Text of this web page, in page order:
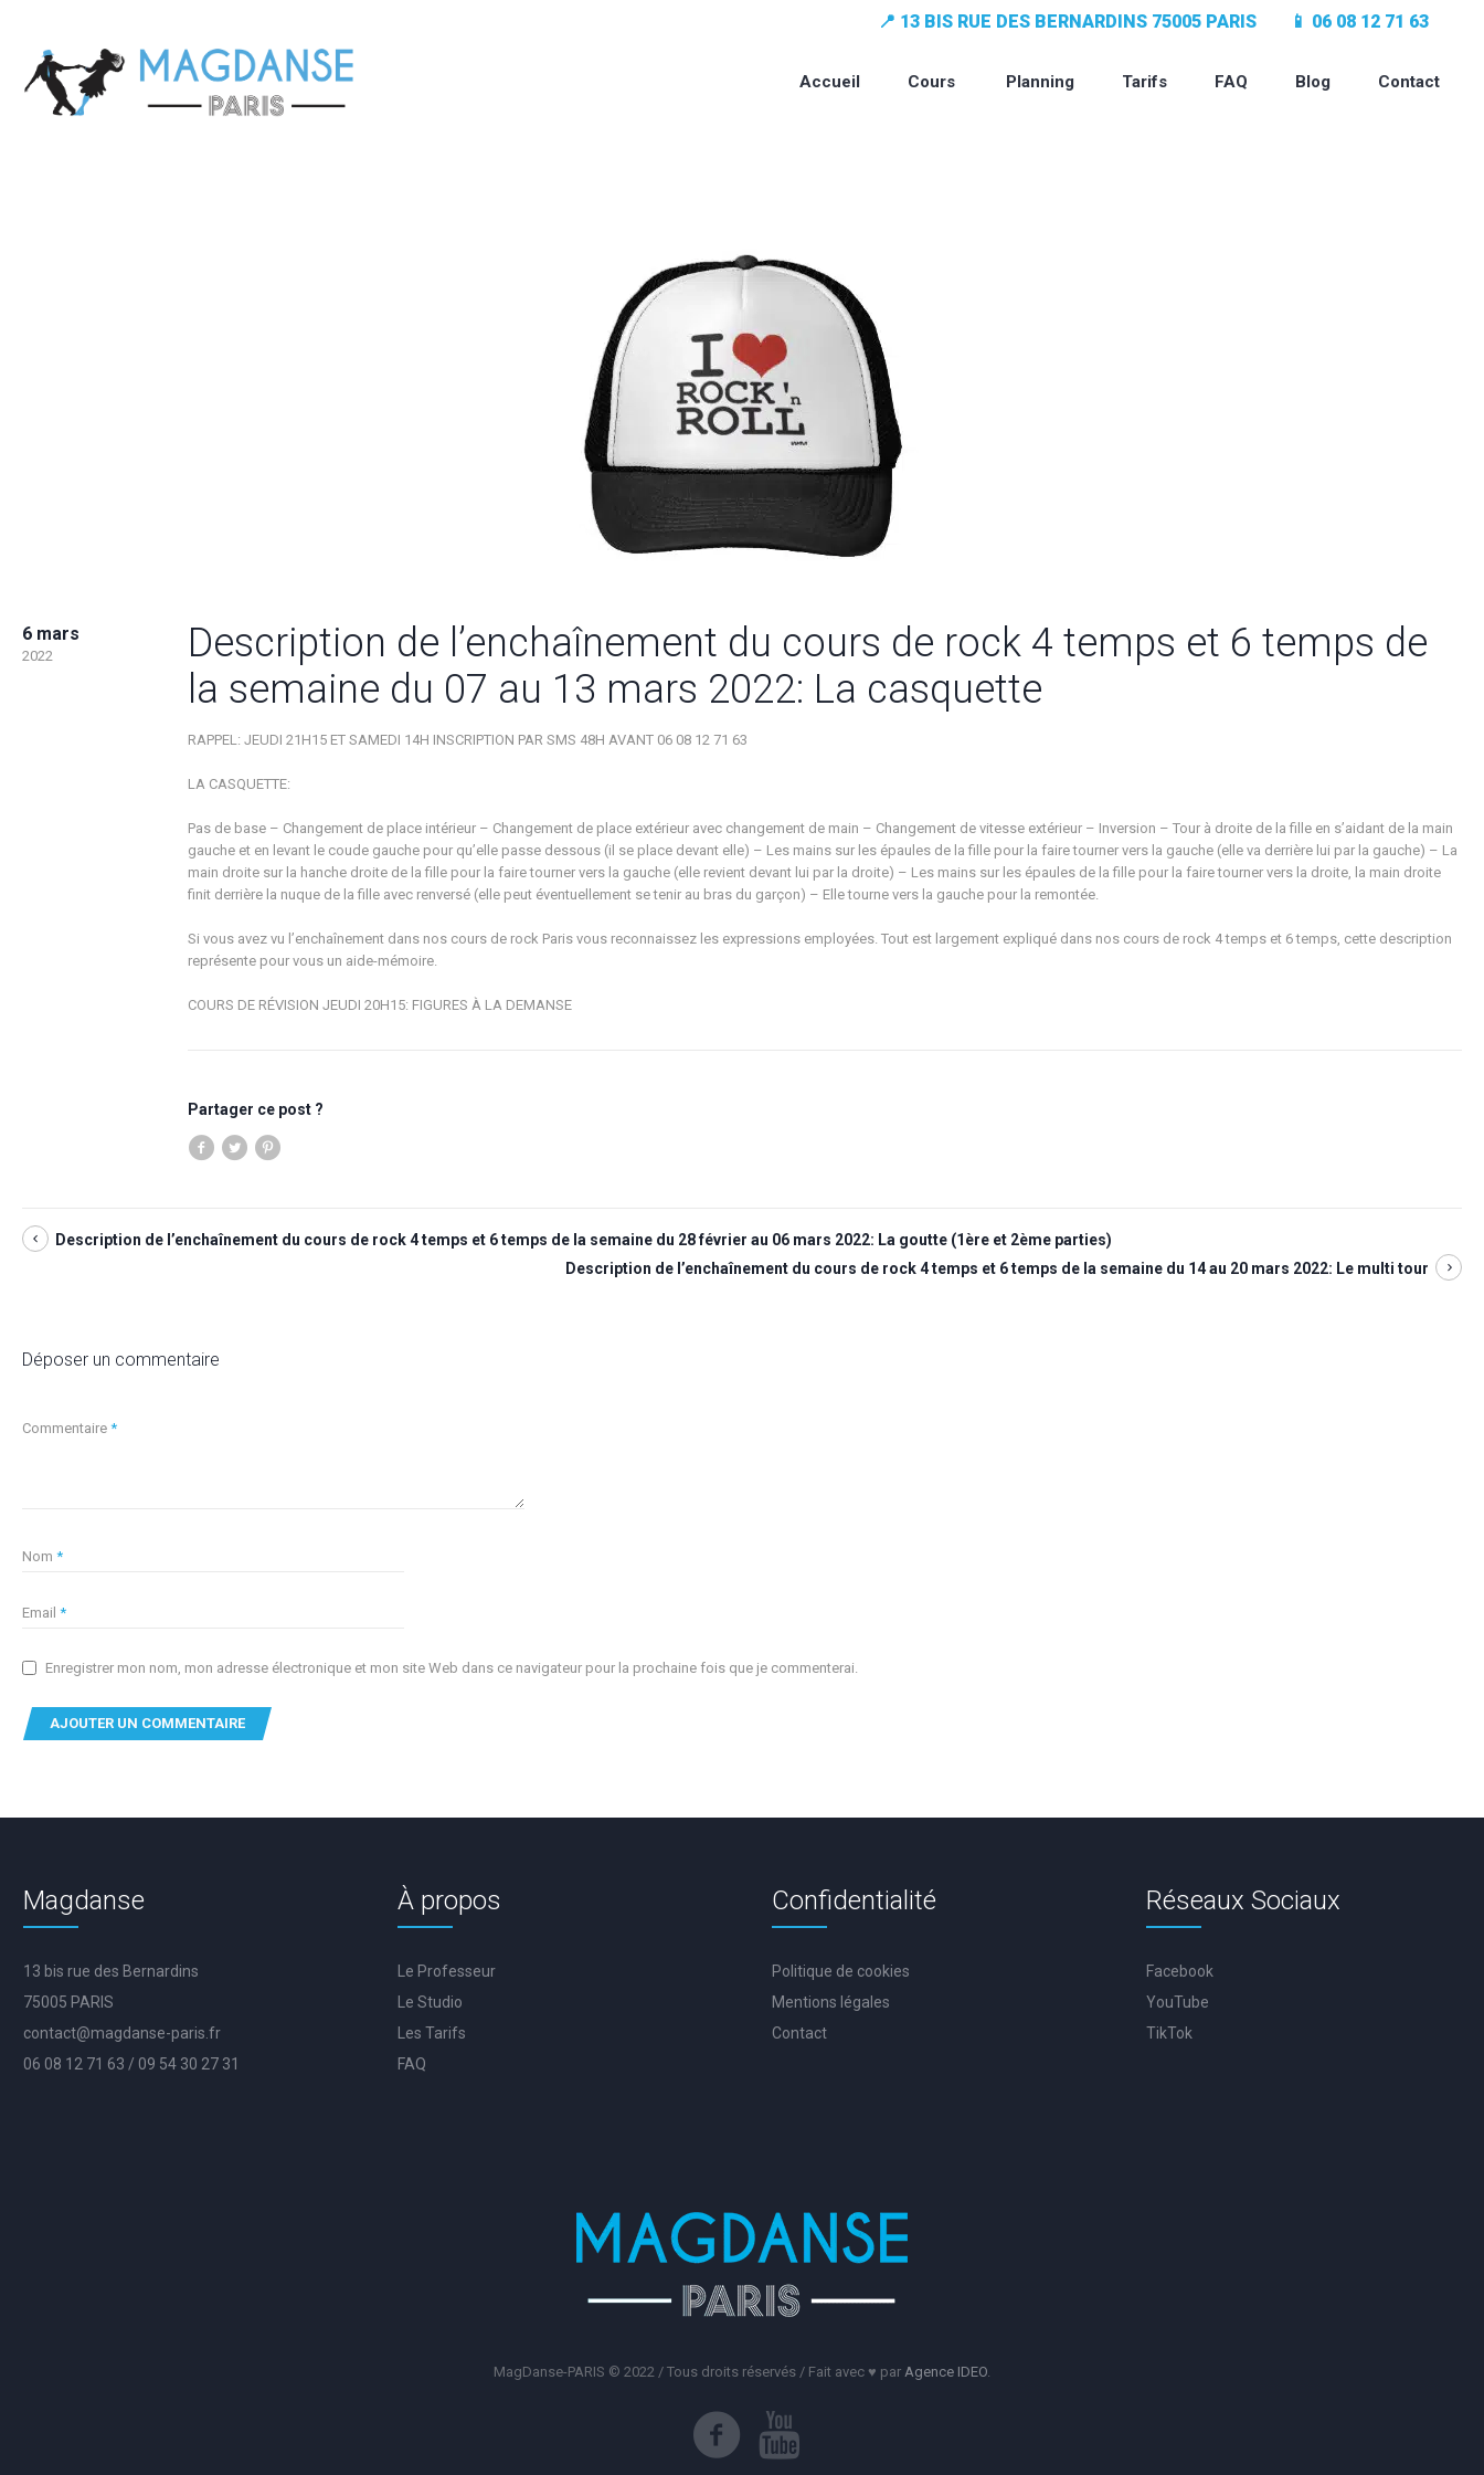
📍 13 BIS RUE DES BERNARDINS 75005 PARIS 📱 06 08 12 71 63
Accueil Cours Planning Tarifs FAQ Blog Contact
6 mars
2022
Description de l’enchaînement du cours de rock 4 temps et 6 temps de
la semaine du 07 au 13 mars 2022: La casquette
RAPPEL: JEUDI 21H15 ET SAMEDI 14H INSCRIPTION PAR SMS 48H AVANT 06 08 12 71 63
LA CASQUETTE:
Pas de base – Changement de place intérieur – Changement de place extérieur avec changement de main – Changement de vitesse extérieur – Inversion – Tour à droite de la fille en s’aidant de la main
gauche et en levant le coude gauche pour qu’elle passe dessous (il se place devant elle) – Les mains sur les épaules de la fille pour la faire tourner vers la gauche (elle va derrière lui par la gauche) – La
main droite sur la hanche droite de la fille pour la faire tourner vers la gauche (elle revient devant lui par la droite) – Les mains sur les épaules de la fille pour la faire tourner vers la droite, la main droite
finit derrière la nuque de la fille avec renversé (elle peut éventuellement se tenir au bras du garçon) – Elle tourne vers la gauche pour la remontée.
Si vous avez vu l’enchaînement dans nos cours de rock Paris vous reconnaissez les expressions employées. Tout est largement expliqué dans nos cours de rock 4 temps et 6 temps, cette description
représente pour vous un aide-mémoire.
COURS DE RÉVISION JEUDI 20H15: FIGURES À LA DEMANSE
Partager ce post ?
Description de l’enchaînement du cours de rock 4 temps et 6 temps de la semaine du 28 février au 06 mars 2022: La goutte (1ère et 2ème parties)
Description de l’enchaînement du cours de rock 4 temps et 6 temps de la semaine du 14 au 20 mars 2022: Le multi tour
Déposer un commentaire
Commentaire *
Nom *
Email *
Enregistrer mon nom, mon adresse électronique et mon site Web dans ce navigateur pour la prochaine fois que je commenterai.
Magdanse
13 bis rue des Bernardins
75005 PARIS
contact@magdanse-paris.fr
06 08 12 71 63 / 09 54 30 27 31
À propos
Le Professeur
Le Studio
Les Tarifs
FAQ
Confidentialité
Politique de cookies
Mentions légales
Contact
Réseaux Sociaux
Facebook
YouTube
TikTok
MagDanse-PARIS © 2022 / Tous droits réservés / Fait avec ♥️ par Agence IDEO.